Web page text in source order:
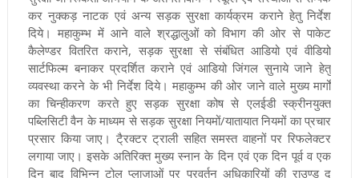
कर नुक्कड़ नाटक एवं अन्य सड़क सुरक्षा कार्यक्रम कराने हेतु निर्देश
दिये। महाकुम्भ में आने वाले श्रद्धालुओं को विभाग की ओर से पाकेट
कैलेण्डर वितरित कराने, सड़क सुरक्षा से संबंधित आडियो एवं वीडियो
सार्टफिल्म बनाकर प्रदर्शित कराने एवं आडियो जिंगल सुनाये जाने हेतु
व्यवस्था करने के भी निर्देश दिये। महाकुम्भ की ओर जाने वाले मुख्य मार्गों
का चिन्हीकरण करते हुए सड़क सुरक्षा कोष से एलईडी स्क्रीनयुक्त
पब्लिसिटी वैन के माध्यम से सड़क सुरक्षा नियमों/यातायात नियमों का प्रचार
प्रसार किया जाए। टै्रक्टर ट्राली सहित समस्त वाहनों पर रिफलेक्टर
लगाया जाए। इसके अतिरिक्त मुख्य स्नान के दिन एवं एक दिन पूर्व व एक
दिन बाद विभिन्न टोल प्लाजाओं पर प्रवर्तन अधिकारियों की राउण्ड द